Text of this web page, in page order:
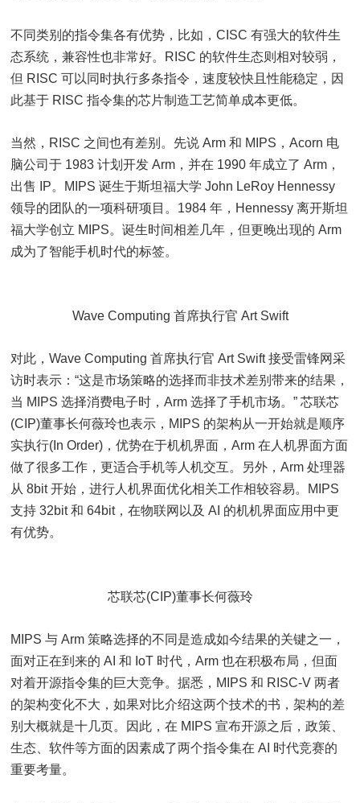
不同类别的指令集各有优势，比如，CISC 有强大的软件生
态系统，兼容性也非常好。RISC 的软件生态则相对较弱，
但 RISC 可以同时执行多条指令，速度较快且性能稳定，因
此基于 RISC 指令集的芯片制造工艺简单成本更低。
当然，RISC 之间也有差别。先说 Arm 和 MIPS，Acorn 电
脑公司于 1983 计划开发 Arm，并在 1990 年成立了 Arm，
出售 IP。MIPS 诞生于斯坦福大学 John LeRoy Hennessy
领导的团队的一项科研项目。1984 年，Hennessy 离开斯坦
福大学创立 MIPS。诞生时间相差几年，但更晚出现的 Arm
成为了智能手机时代的标签。
Wave Computing 首席执行官 Art Swift
对此，Wave Computing 首席执行官 Art Swift 接受雷锋网采
访时表示：“这是市场策略的选择而非技术差别带来的结果，
当 MIPS 选择消费电子时，Arm 选择了手机市场。” 芯联芯
(CIP)董事长何薇玲也表示，MIPS 的架构从一开始就是顺序
实执行(In Order)，优势在于机机界面，Arm 在人机界面方面
做了很多工作，更适合手机等人机交互。另外，Arm 处理器
从 8bit 开始，进行人机界面优化相关工作相较容易。MIPS
支持 32bit 和 64bit，在物联网以及 AI 的机机界面应用中更
有优势。
芯联芯(CIP)董事长何薇玲
MIPS 与 Arm 策略选择的不同是造成如今结果的关键之一，
面对正在到来的 AI 和 IoT 时代，Arm 也在积极布局，但面
对着开源指令集的巨大竞争。据悉，MIPS 和 RISC-V 两者
的架构变化不大，如果对比介绍这两个技术的书，架构的差
别大概就是十几页。因此，在 MIPS 宣布开源之后，政策、
生态、软件等方面的因素成了两个指令集在 AI 时代竞赛的
重要考量。